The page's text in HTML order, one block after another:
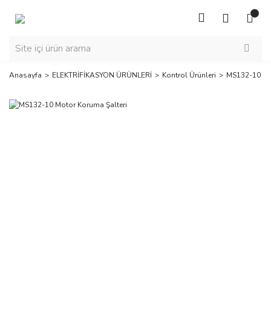
Anasayfa ELEKTRİFİKASYON ÜRÜNLERİ Kontrol Ürünleri MS132-10